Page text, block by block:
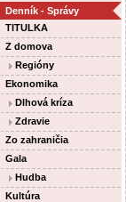
Denník - Správy
TITULKA
Z domova
Regióny
Ekonomika
Dlhová kríza
Zdravie
Zo zahraničia
Gala
Hudba
Kultúra